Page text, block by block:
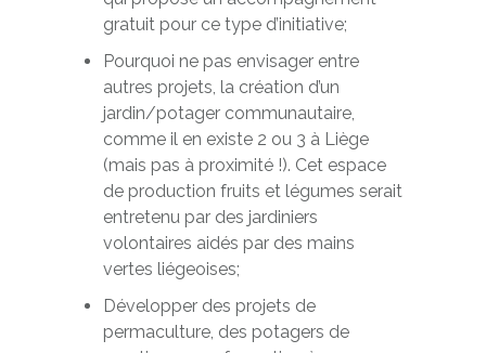
gratuit pour ce type d’initiative;
Pourquoi ne pas envisager entre
autres projets, la création d’un
jardin/potager communautaire,
comme il en existe 2 ou 3 à Liège
(mais pas à proximité !). Cet espace
de production fruits et légumes serait
entretenu par des jardiniers
volontaires aidés par des mains
vertes liégeoises;
Développer des projets de
permaculture, des potagers de